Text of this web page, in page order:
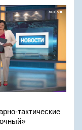
тактические